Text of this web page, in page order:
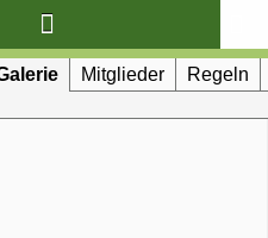
Mitglieder Regeln